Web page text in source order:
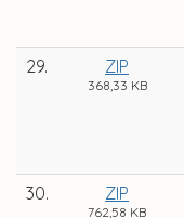
29. ZIP
368,33 KB
30. ZIP
762,58 KB